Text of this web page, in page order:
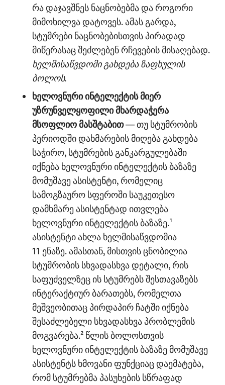
რა დაჯავშნეს ნაცნობებმა და როგორი
მიმოხილვა დატოვეს. ამას გარდა,
სტუმრები ნაცნობებისთვის პირადად
მიწერასაც შეძლებენ რჩევების მისაღებად.
ხელმისაწვდომი გახდება ზაფხულის
ბოლოს.
ხელოვნური ინტელექტის მიერ
უზრუნველყოფილი მხარდაჭერა
მსოფლიო მასშტაბით— თუ სტუმრობის
პერიოდში დახმარების მიღება გახდება
საჭირო, სტუმრების განკარგულებაში
იქნება ხელოვნური ინტელექტის ბაზაზე
მომუშავე ასისტენტი, რომელიც
სამოგზაურო სფეროში საუკეთესო
დამხმარე ასისტენტად ითვლება
ხელოვნური ინტელექტის ბაზაზე.¹
ასისტენტი ახლა ხელმისაწვდომია
11 ენაზე. ამასთან, მისთვის ცნობილია
სტუმრობის სხვადასხვა დეტალი, რის
საფუძველზეც ის სტუმრებს შესთავაზებს
ინტერაქტიურ ბარათებს, რომელთა
მეშვეობითაც პირდაპირ ჩატში იქნება
შესაძლებელი სხვადასხვა პრობლემის
მოგვარება.² წლის ბოლოსთვის
ხელოვნური ინტელექტის ბაზაზე მომუშავე
ასისტენტს ხმოვანი ფუნქციაც დაემატება,
რომ სტუმრებმა პასუხების სწრაფად